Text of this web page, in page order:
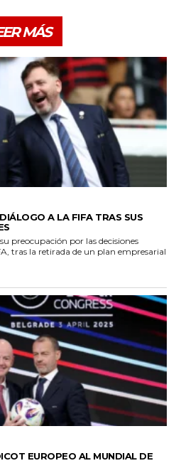
MÁS
A LA FIFA TRAS SUS
preocupación por las decisiones
tras la retirada de un plan empresarial
EUROPEO AL MUNDIAL DE